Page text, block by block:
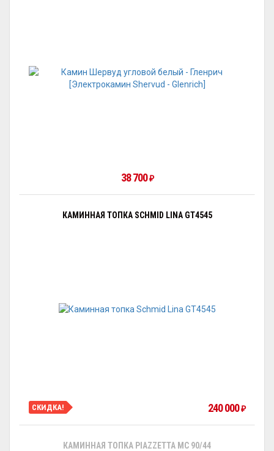
38 700₽
КАМИННАЯ ТОПКА SCHMID LINA GT4545
СКИДКА! 240 000₽
КАМИННАЯ ТОПКА PIAZZETTA MC 90/44